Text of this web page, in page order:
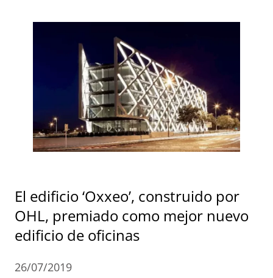
El edificio ‘Oxxeo’, construido por
OHL, premiado como mejor nuevo
edificio de oficinas
26/07/2019